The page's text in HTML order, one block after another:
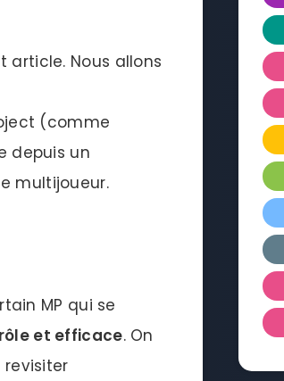
article. Nous allons
(comme
depuis un
multijoueur.
MP qui se
et efficace. On